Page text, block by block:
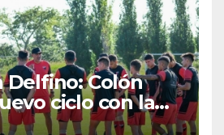
Delfino: Colón
ciclo con la
Telmo